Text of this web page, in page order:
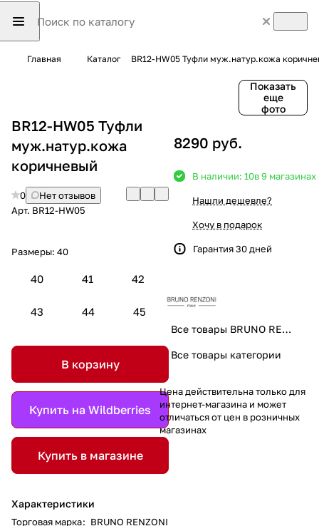
Главная Каталог BR12-HW05 Туфли муж.натур.кожа
Показать
еще
фото
BR12-HW05 Туфли
муж.натур.кожа
коричневый
0
Нет отзывов
Арт. BR12-HW05
Размеры: 40
40 41 42
43 44 45
В корзину
Купить на Wildberries
Купить в магазине
Характеристики
Торговая марка: BRUNO RENZONI
8290 руб.
В наличии: 10в 9 магазинах
Нашли дешевле?
Хочу в подарок
Гарантия 30 дней
Все товары BRUNO RENZONI
Все товары категории
Цена действительна только для
интернет-магазина и может
отличаться от цен в розничных
магазинах